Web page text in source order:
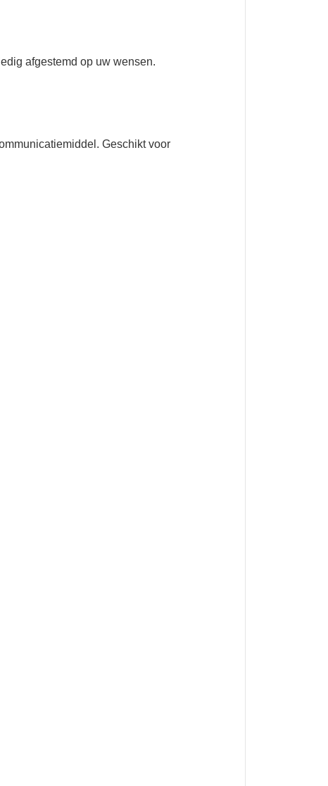
afgestemd op uw wensen.
Geschikt voor